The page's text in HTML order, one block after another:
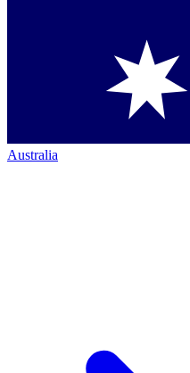
Australia